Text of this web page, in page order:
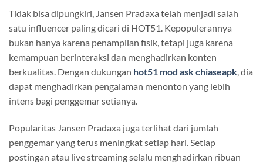
Tidak bisa dipungkiri, Jansen Pradaxa telah menjadi salah
satu influencer paling dicari di HOT51. Kepopulerannya
bukan hanya karena penampilan fisik, tetapi juga karena
kemampuan berinteraksi dan menghadirkan konten
berkualitas. Dengan dukungan hot51 mod ask chiaseapk, dia
dapat menghadirkan pengalaman menonton yang lebih
intens bagi penggemar setianya.
Popularitas Jansen Pradaxa juga terlihat dari jumlah
penggemar yang terus meningkat setiap hari. Setiap
postingan atau live streaming selalu menghadirkan ribuan